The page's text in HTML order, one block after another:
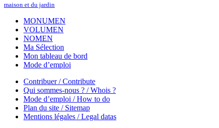
maison et du jardin
MONUMEN
VOLUMEN
NOMEN
Ma Sélection
Mon tableau de bord
Mode d’emploi
Contribuer / Contribute
Qui sommes-nous ? / Whois ?
Mode d’emploi / How to do
Plan du site / Sitemap
Mentions légales / Legal datas